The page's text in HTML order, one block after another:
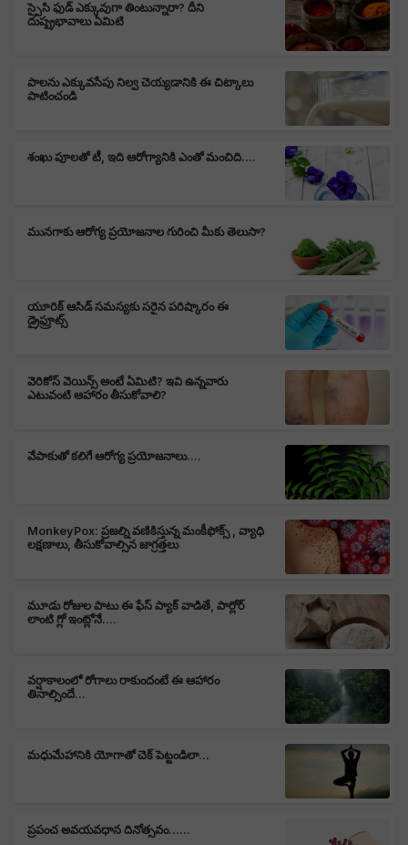
స్పైసి ఫుడ్ ఎక్కువుగా తింటున్నారా? దీని
దుష్ప్రభావాలు ఏమిటి
పాలను ఎక్కువసేపు నిల్వ చెయ్యడానికి ఈ చిట్కాలు
పాటించండి
శంఖు పూలతో టీ, ఇది ఆరోగ్యానికి ఎంతో మంచిది....
మునగాకు ఆరోగ్య ప్రయోజనాల గురించి మీకు తెలుసా?
యూరిక్ ఆసిడ్ సమస్యకు సరైన పరిష్కారం ఈ
డ్రైఫ్రూట్స్
వెరికోస్ వెయిన్స్ అంటే ఏమిటి? ఇవి ఉన్నవారు
ఎటువంటి ఆహారం తీసుకోవాలి?
వేపాకుతో కలిగే ఆరోగ్య ప్రయోజనాలు....
MonkeyPox: ప్రజల్ని వణికిస్తున్న మంకీఫోక్స్ , వ్యాధి
లక్షణాలు, తీసుకోవాల్సిన జాగ్రత్తలు
మూడు రోజుల పాటు ఈ ఫేస్ ప్యాక్ వాడితే, పార్లోర్
లాంటి గ్లో ఇంట్లోనే....
వర్షాకాలంలో రోగాలు రాకుందంటే ఈ ఆహారం
తినాల్సిందే...
మధుమేహానికి యోగాతో చెక్ పెట్టండిలా...
ప్రపంచ అవయవధాన దినోత్సవం......